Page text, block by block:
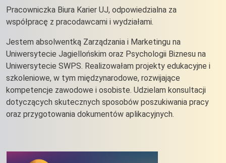
Pracowniczka Biura Karier UJ, odpowiedzialna za
współpracę z pracodawcami i wydziałami.
Jestem absolwentką Zarządzania i Marketingu na
Uniwersytecie Jagiellońskim oraz Psychologii Biznesu na
Uniwersytecie SWPS. Realizowałam projekty edukacyjne i
szkoleniowe, w tym międzynarodowe, rozwijające
kompetencje zawodowe i osobiste. Udzielam konsultacji
dotyczących skutecznych sposobów poszukiwania pracy
oraz przygotowania dokumentów aplikacyjnych.